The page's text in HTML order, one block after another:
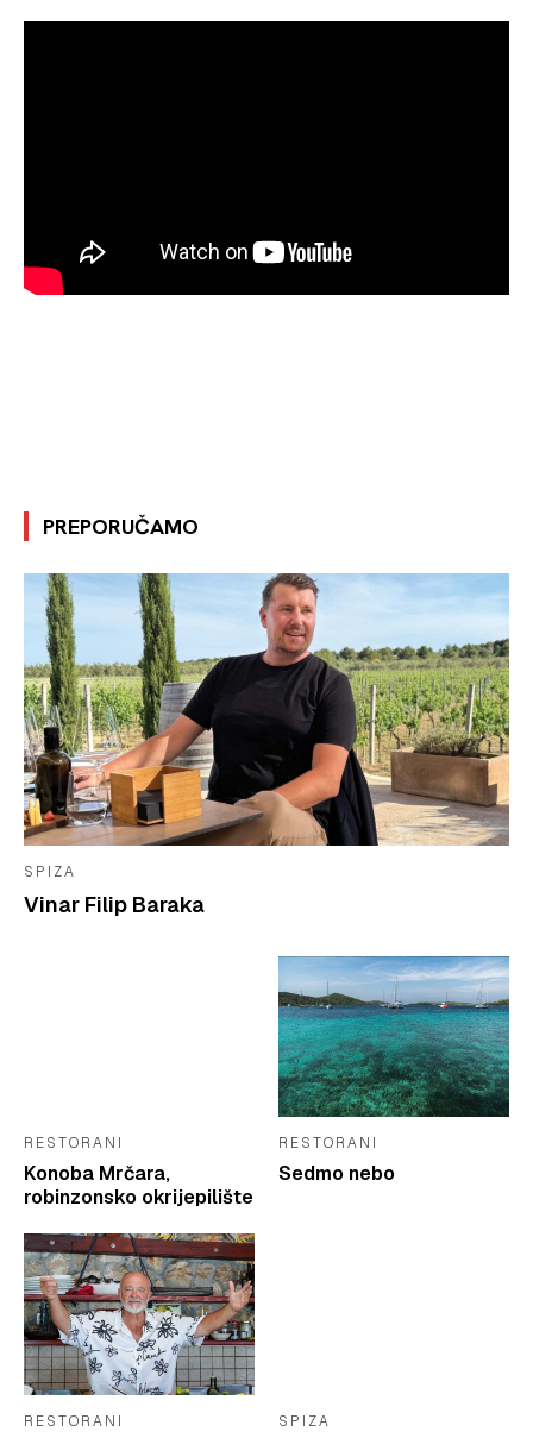
PREPORUČAMO
SPIZA
Vinar Filip Baraka
RESTORANI
Konoba Mrčara,
robinzonsko okrijepilište
RESTORANI
Sedmo nebo
RESTORANI SPIZA